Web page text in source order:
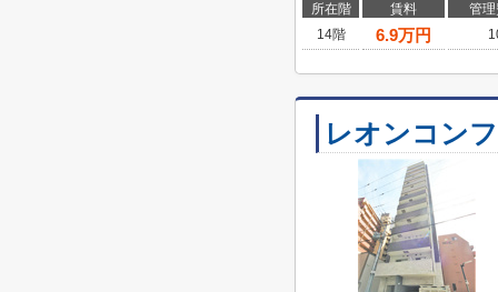
所在階 賃料
管
14階
6.9万円
レオンコン